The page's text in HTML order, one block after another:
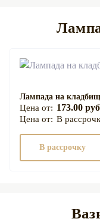
Лампада на
173.00
В
В рассрочку